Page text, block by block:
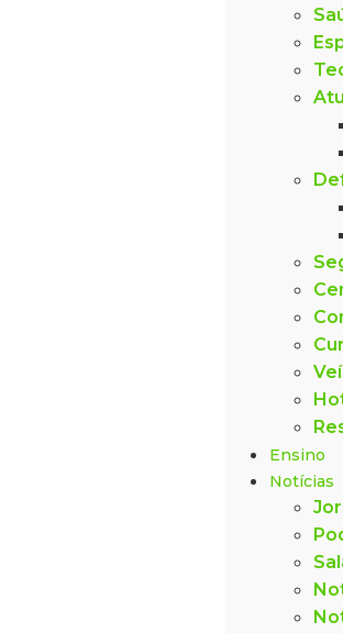
Ensino
Notícias